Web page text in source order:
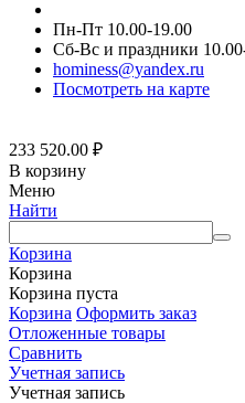
Пн-Пт 10.00-19.00
Сб-Вс и праздники
hominess@yandex.ru
Посмотреть на карте
233 520.00 ₽
В корзину
Меню
Найти
Корзина
Корзина
Корзина пуста
Корзина Оформить заказ
Отложенные товары
Сравнить
Учетная запись
Учетная запись